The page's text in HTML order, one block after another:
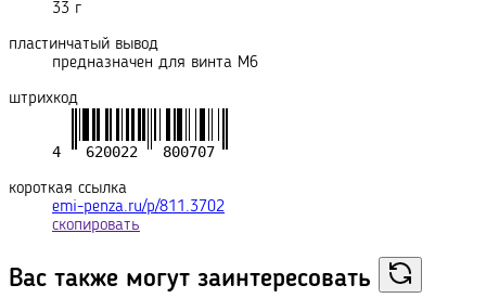
33 г
пластинчатый вывод
предназначен для винта М6
штрихкод
короткая ссылка
emi-penza.ru/p/811.3702
скопировать
Вас также могут заинтересовать